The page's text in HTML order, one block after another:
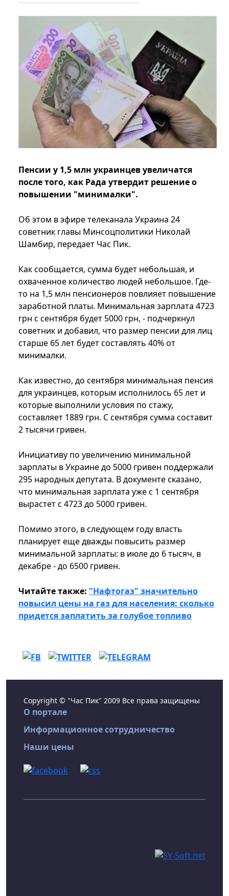
Пенсии у 1,5 млн украинцев увеличатся
после того, как Рада утвердит решение о
повышении "минималки".
Об этом в эфире телеканала Украина 24
советник главы Минсоцполитики Николай
Шамбир, передает Час Пик.
Как сообщается, сумма будет небольшая, и
охваченное количество людей небольшое. Где-
то на 1,5 млн пенсионеров повлияет повышение
заработной платы. Минимальная зарплата 4723
грн с сентября будет 5000 грн, - подчеркнул
советник и добавил, что размер пенсии для лиц
старше 65 лет будет составлять 40% от
минималки.
Как известно, до сентября минимальная пенсия
для украинцев, которым исполнилось 65 лет и
которые выполнили условия по стажу,
составляет 1889 грн. С сентября сумма составит
2 тысячи гривен.
Инициативу по увеличению минимальной
зарплаты в Украине до 5000 гривен поддержали
295 народных депутата. В документе сказано,
что минимальная зарплата уже с 1 сентября
вырастет с 4723 до 5000 гривен.
Помимо этого, в следующем году власть
планирует еще дважды повысить размер
минимальной зарплаты: в июле до 6 тысяч, в
декабре - до 6500 гривен.
Читайте также: "Нафтогаз" значительно
повысил цены на газ для населения: сколько
придется заплатить за голубое топливо
Copyright © "Час Пик" 2009 Все права защищены
О портале
Информационное сотрудничество
Наши цены